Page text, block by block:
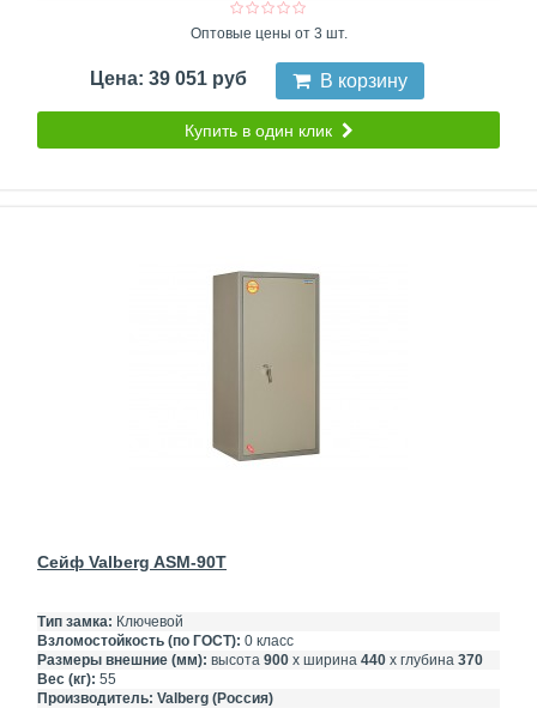
Оптовые цены от 3 шт.
Цена: 39 051 руб В корзину
Купить в один клик
Сейф Valberg ASM-90T
Тип замка: Ключевой
Взломостойкость (по ГОСТ): 0 класс
Размеры внешние (мм): высота 900 х ширина 440 х глубина 370
Вес (кг): 55
Производитель: Valberg (Россия)